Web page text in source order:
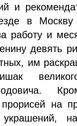
и
в Москву
работу и
девять
им
на